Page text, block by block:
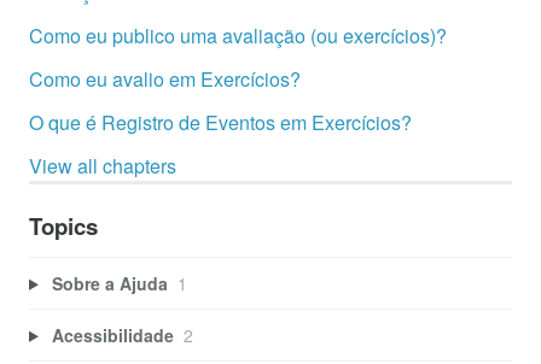
Como eu publico uma avaliação (ou exercícios)?
Como eu avalio em Exercícios?
O que é Registro de Eventos em Exercícios?
View all chapters
Topics
Sobre a Ajuda 1
Acessibilidade 2